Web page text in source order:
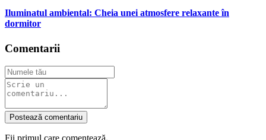
Iluminatul ambiental: Cheia unei atmosfere relaxante în
dormitor
Comentarii
Postează comentariu